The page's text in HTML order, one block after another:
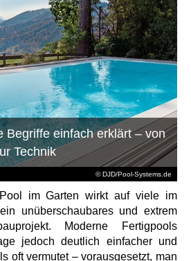
© DJD/Pool-Systems.de
Begriffe einfach erklärt – von
Technik
im Garten wirkt auf viele im
unüberschaubares und extrem
Moderne Fertigpools
jedoch deutlich einfacher und
oft vermutet – vorausgesetzt, man